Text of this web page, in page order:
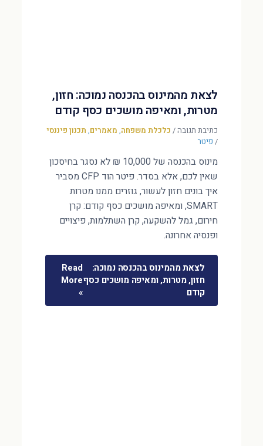
לצאת מהמינוס בהכנסה נמוכה: חזון,
מטרות, ומאיפה מושכים כסף קודם
כתיבת תגובה/ כלכלת משפחה, מאמרים, תכנון פיננסי
/ פיטר
מינוס בהכנסה של 10,000 ₪ לא נסגר בחיסכון
שאין לכם, אלא בסדר. פיטר הוד CFP מסביר
איך בונים חזון לעשור, גוזרים ממנו מטרות
SMART, ומאיפה מושכים כסף קודם: קרן
חירום, גמל להשקעה, קרן השתלמות, פיצויים
ופנסיה אחרונה.
לצאת מהמינוס בהכנסה נמוכה:
חזון, מטרות, ומאיפה מושכים כסף
קודם
Read
More
»